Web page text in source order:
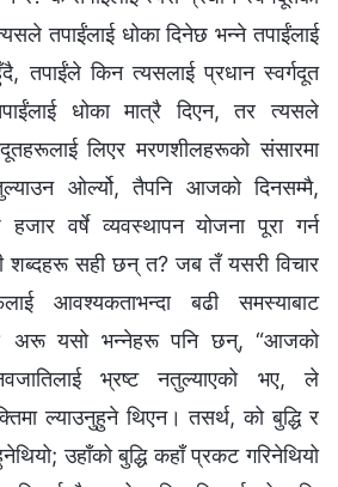
तपाईंलाई धोका दिनेछ भन्‍ने तपाईंलाई
तपाईंले किन त्यसलाई प्रधान स्‍वर्गदूत
धोका मात्रै दिएन, तर त्यसले
लिएर मरणशीलहरूको संसारमा
ओर्ल्यो, तैपनि आजको दिनसम्‍मै,
वर्षे व्यवस्थापन योजना पूरा गर्न
सही छन् त? जब तँ यसरी विचार
आवश्यकताभन्दा बढी समस्याबाट
अरू यसो भन्‍नेहरू पनि छन्, “आजको
भ्रष्ट नतुल्याएको भए, ले
ल्याउनुहुने थिएन। तसर्थ, को बुद्धि र
उहाँको बुद्धि कहाँ प्रकट गरिनेथियो